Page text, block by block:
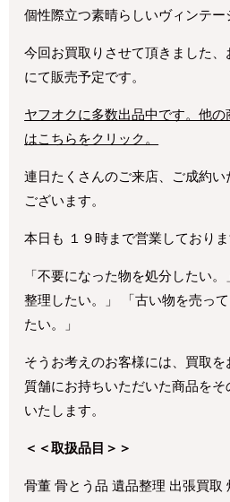
個性際立つ素晴らしいヴィンテー
今回お買取りさせて頂きました、
にて販売予定です。
ヤフオクに多数出品中です。他
はこちらをクリック。
連日たくさんのご来店、ご成約い
ございます。
本日も １９時まで営業しておりま
「不要になった物を処分したい
整理したい。」 「古い物を売っ
たい。」
そうお考えのお客様には、買取
質舗にお持ちいただいた商品を
いたします。
＜＜取扱品目＞＞
骨董 骨とう品 遺品整理 出張買取